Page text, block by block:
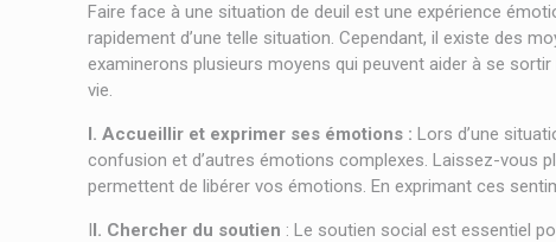
Faire face à une situation de deuil est une expérience
rapidement d’une telle situation. Cependant, il existe des
examinerons plusieurs moyens qui peuvent aider à se
vie.
I. Accueillir et exprimer ses émotions : Lors d’une
confusion et d’autres émotions complexes. Laissez-vous
permettent de libérer vos émotions. En exprimant ces
II. Chercher du soutien : Le soutien social est essentiel